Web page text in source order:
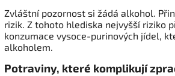
Zvláštní pozornost si žádá alkohol.
rizik. Z tohoto hlediska nejvyšší riziko
konzumace vysoce-purinových jídel,
alkoholem.
Potraviny, které komplikují